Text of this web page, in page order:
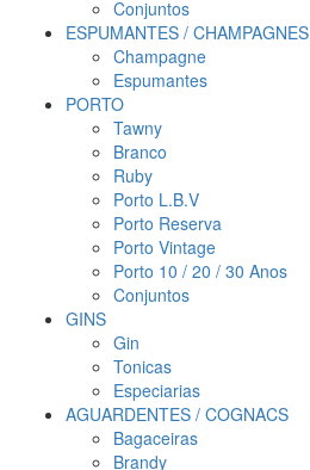
Conjuntos
ESPUMANTES / CHAMPAGNES
Champagne
Espumantes
PORTO
Tawny
Branco
Ruby
Porto L.B.V
Porto Reserva
Porto Vintage
Porto 10 / 20 / 30 Anos
Conjuntos
GINS
Gin
Tonicas
Especiarias
AGUARDENTES / COGNACS
Bagaceiras
Brandy